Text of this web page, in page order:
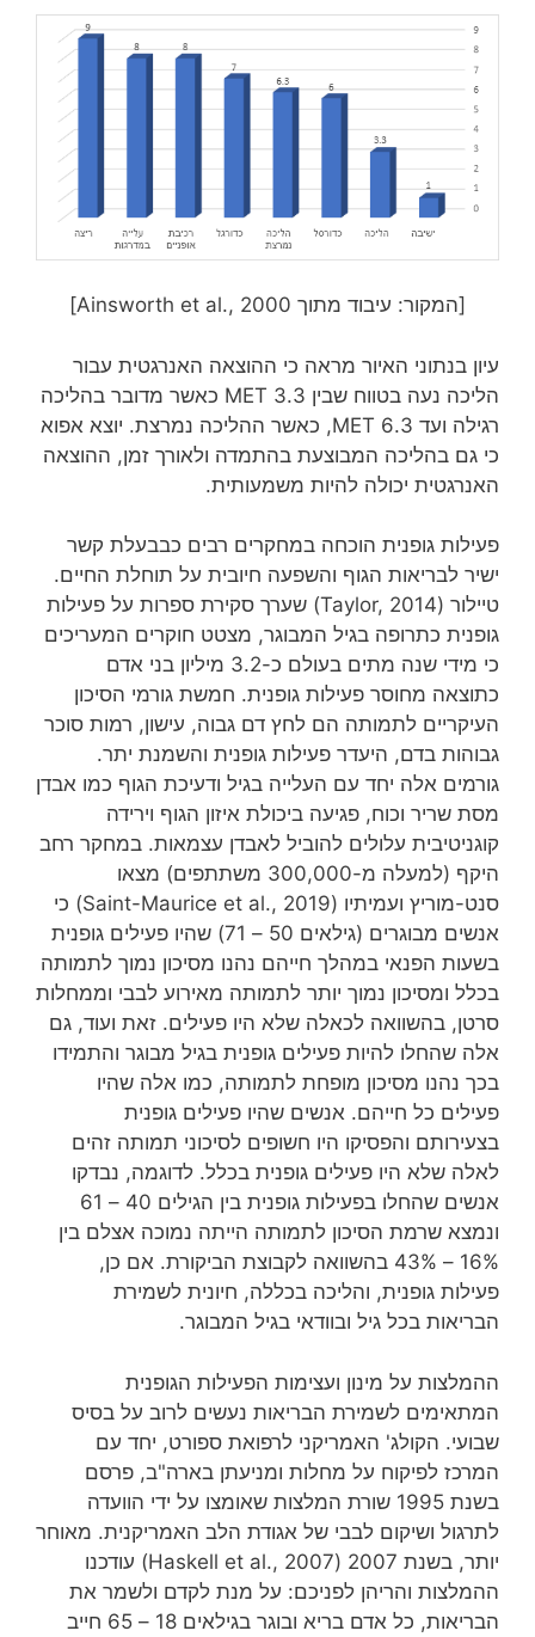
[המקור: עיבוד מתוך Ainsworth et al., 2000]
עיון בנתוני האיור מראה כי ההוצאה האנרגטית עבור
הליכה נעה בטווח שבין 3.3 MET כאשר מדובר בהליכה
רגילה ועד 6.3 MET, כאשר ההליכה נמרצת. יוצא אפוא
כי גם בהליכה המבוצעת בהתמדה ולאורך זמן, ההוצאה
האנרגטית יכולה להיות משמעותית.
פעילות גופנית הוכחה במחקרים רבים כבבעלת קשר
ישיר לבריאות הגוף והשפעה חיובית על תוחלת החיים.
טיילור (Taylor, 2014) שערך סקירת ספרות על פעילות
גופנית כתרופה בגיל המבוגר, מצטט חוקרים המעריכים
כי מידי שנה מתים בעולם כ-3.2 מיליון בני אדם
כתוצאה מחוסר פעילות גופנית. חמשת גורמי הסיכון
העיקריים לתמותה הם לחץ דם גבוה, עישון, רמות סוכר
גבוהות בדם, היעדר פעילות גופנית והשמנת יתר.
גורמים אלה יחד עם העלייה בגיל ודעיכת הגוף כמו אבדן
מסת שריר וכוח, פגיעה ביכולת איזון הגוף וירידה
קוגניטיבית עלולים להוביל לאבדן עצמאות. במחקר רחב
היקף (למעלה מ-300,000 משתתפים) מצאו
סנט-מוריץ ועמיתיו (Saint-Maurice et al., 2019) כי
אנשים מבוגרים (גילאים 50 – 71) שהיו פעילים גופנית
בשעות הפנאי במהלך חייהם נהנו מסיכון נמוך לתמותה
בכלל ומסיכון נמוך יותר לתמותה מאירוע לבבי וממחלות
סרטן, בהשוואה לכאלה שלא היו פעילים. זאת ועוד, גם
אלה שהחלו להיות פעילים גופנית בגיל מבוגר והתמידו
בכך נהנו מסיכון מופחת לתמותה, כמו אלה שהיו
פעילים כל חייהם. אנשים שהיו פעילים גופנית
בצעירותם והפסיקו היו חשופים לסיכוני תמותה זהים
לאלה שלא היו פעילים גופנית בכלל. לדוגמה, נבדקו
אנשים שהחלו בפעילות גופנית בין הגילים 40 – 61
ונמצא שרמת הסיכון לתמותה הייתה נמוכה אצלם בין
16% – 43% בהשוואה לקבוצת הביקורת. אם כן,
פעילות גופנית, והליכה בכללה, חיונית לשמירת
הבריאות בכל גיל ובוודאי בגיל המבוגר.
ההמלצות על מינון ועצימות הפעילות הגופנית
המתאימים לשמירת הבריאות נעשים לרוב על בסיס
שבועי. הקולג' האמריקני לרפואת ספורט, יחד עם
המרכז לפיקוח על מחלות ומניעתן בארה"ב, פרסם
בשנת 1995 שורת המלצות שאומצו על ידי הוועדה
לתרגול ושיקום לבבי של אגודת הלב האמריקנית. מאוחר
יותר, בשנת 2007 (Haskell et al., 2007) עודכנו
ההמלצות והריהן לפניכם: על מנת לקדם ולשמר את
הבריאות, כל אדם בריא ובוגר בגילאים 18 – 65 חייב